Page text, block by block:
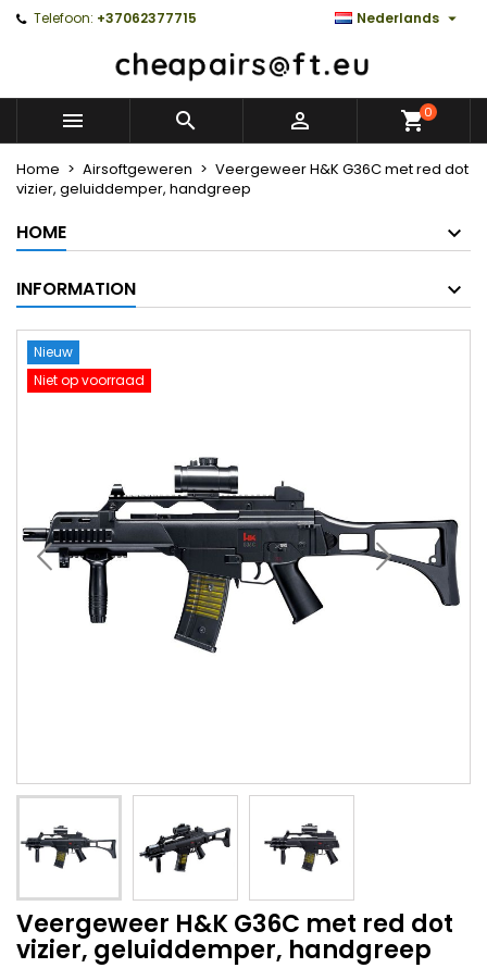
Telefoon: +37062377715 Nederlands 
   0
Home Airsoftgeweren
Veergeweer H&K G36C met red dot
vizier, geluiddemper, handgreep
HOME
INFORMATION
Nieuw
Niet op voorraad
Veergeweer H&K G36C met red dot
vizier, geluiddemper, handgreep